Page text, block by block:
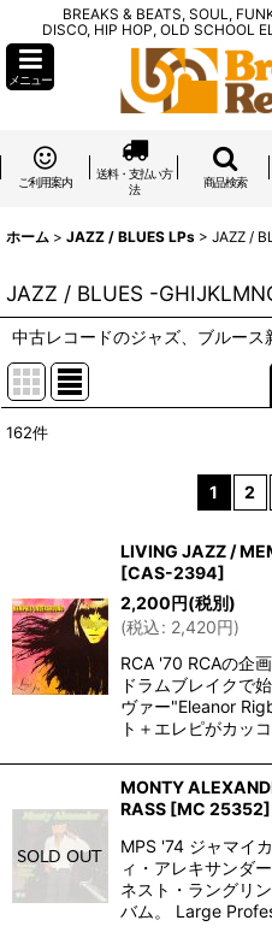
BREAKS & BEATS, SOUL,
DISCO, HIP HOP, OLD SCHOOL
メニュー
ご利用案内
送料・支払い方
法
商品検索
ホーム > JAZZ / BLUES LPs > JAZZ /
JAZZ / BLUES -
中古レコードのジャズ、ブルース
絞り
162件
1 2
LIVING JAZZ /
[CAS-2394]
2,200円(税別)
(税込: 2,420円)
RCA '70 RCAの企
ドラムブレイクで
ヴァー"Eleanor
ト＋エレピがカッ
MONTY
RASS [MC 25352]
MPS '74 ジャマイ
ィ・アレキサンダ
ネスト・ラングリ
バム。 Large